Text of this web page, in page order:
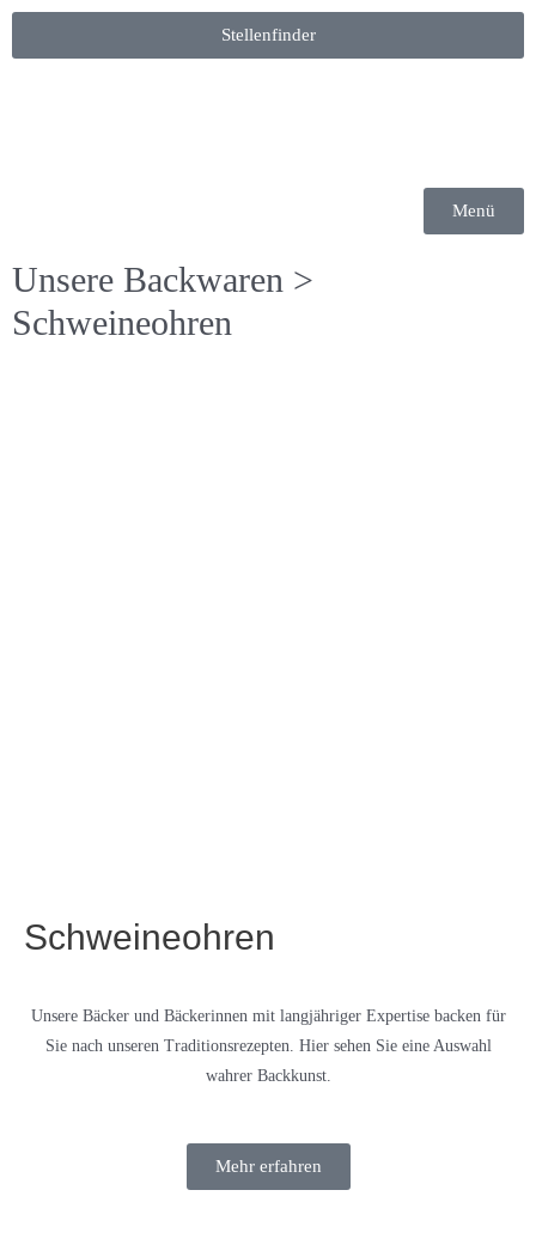
Stellenfinder
Menü
Unsere Backwaren >
Schweineohren
Schweineohren
Unsere Bäcker und Bäckerinnen mit langjähriger Expertise backen für
Sie nach unseren Traditionsrezepten. Hier sehen Sie eine Auswahl
wahrer Backkunst.
Mehr erfahren